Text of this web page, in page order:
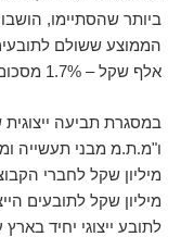
אלף שקל – 1.7% מסכום הזכיות.
במסגרת תביעה
מיליון שקל לתובעים
לתובע ייצוגי יחיד